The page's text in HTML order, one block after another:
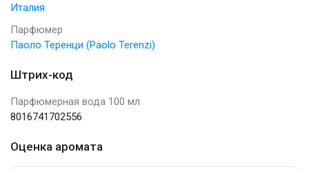
Италия
Парфюмер
Паоло Теренци (Paolo Terenzi)
Штрих-код
Парфюмерная вода 100 мл
8016741702556
Оценка аромата